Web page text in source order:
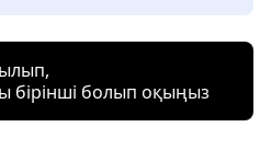
бірінші болып оқыңыз